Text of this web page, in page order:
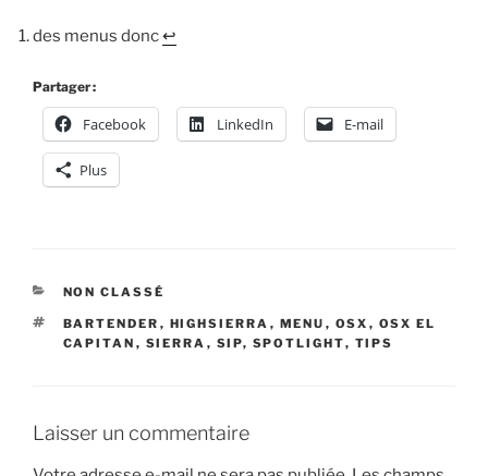
des menus donc↩︎
Partager :
Facebook LinkedIn E-mail
Plus
CATÉGORIES
NON CLASSÉ
ÉTIQUETTES
BARTENDER , HIGHSIERRA , MENU , OSX , OSX EL
CAPITAN , SIERRA , SIP, SPOTLIGHT, TIPS
Laisser un commentaire